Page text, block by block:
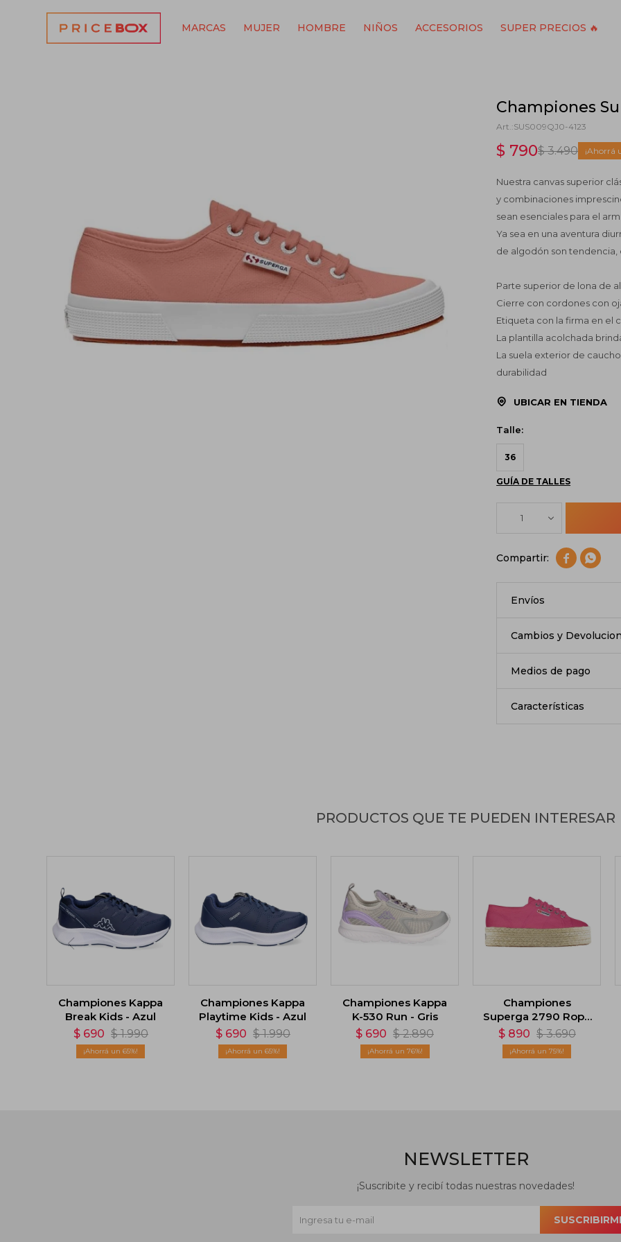
MARCAS MUJER HOMBRE NIÑOS ACCESORIOS SUPER PRECIOS 🔥
Championes
SUS009QJ0-4123
$ 790$ 3.490
Nuestra canvas superior
y combinaciones
sean esenciales para el
Ya sea en una aventura
de algodón son tendencia,
Parte superior de lona de
Cierre con cordones con
Etiqueta con la firma en el
La plantilla acolchada
La suela exterior de
durabilidad
UBICAR EN TIENDA
Talle:
36
GUÍA DE TALLES
1
 
Envíos
Cambios y
Medios de pago
Características
PRODUCTOS QUE TE PUEDEN INTERESAR
Championes Kappa
Break Kids - Azul
$ 690 $ 1.990
65
Championes Kappa
Playtime Kids - Azul
$ 690 $ 1.990
65
Championes Kappa
K-530 Run - Gris
$ 690 $ 2.890
76
Championes
Superga 2790 Rope
- Rosa
$ 890 $ 3.690
75
NEWSLETTER
¡Suscribite y recibí todas nuestras novedades!